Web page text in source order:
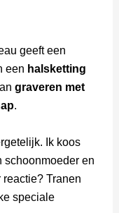
geeft een
een halsketting
graveren met
.
Ik koos
schoonmoeder en
reactie? Tranen
speciale